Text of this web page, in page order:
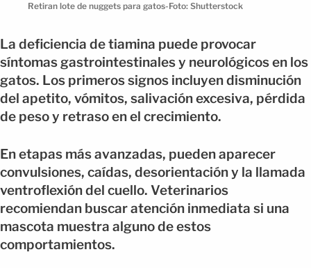
Retiran lote de nuggets para gatos-Foto: Shutterstock
La deficiencia de tiamina puede provocar
síntomas gastrointestinales y neurológicos en los
gatos. Los primeros signos incluyen disminución
del apetito, vómitos, salivación excesiva, pérdida
de peso y retraso en el crecimiento.
En etapas más avanzadas, pueden aparecer
convulsiones, caídas, desorientación y la llamada
ventroflexión del cuello. Veterinarios
recomiendan buscar atención inmediata si una
mascota muestra alguno de estos
comportamientos.